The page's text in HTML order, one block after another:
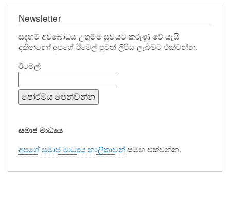
මහානායක
පදවි
දරන්නන්ගේ
ක්‍රියාකලාපය
පිළිබඳ
මැදගම්පිටියේ
මහතාගේ
අදහස්
Newsletter
සදහම් අවබෝධය උතුම්ම සුවයට කරුණු වේ යැයි
දකින්නෝ අපගේ ඊමේල් පුවත් ලිපිය ලැබීමට එක්වන්න.
ඊමේල්:
සමාජ මාධ්‍යය
අපගේ සමාජ මාධ්‍යය නාලිකාවන්සමඟ එක්වන්න.